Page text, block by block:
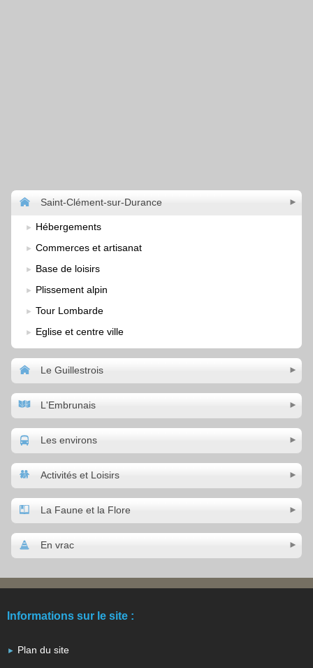
Saint-Clément-sur-Durance
Hébergements
Commerces et artisanat
Base de loisirs
Plissement alpin
Tour Lombarde
Eglise et centre ville
Le Guillestrois
L'Embrunais
Les environs
Activités et Loisirs
La Faune et la Flore
En vrac
Informations sur le site :
Plan du site